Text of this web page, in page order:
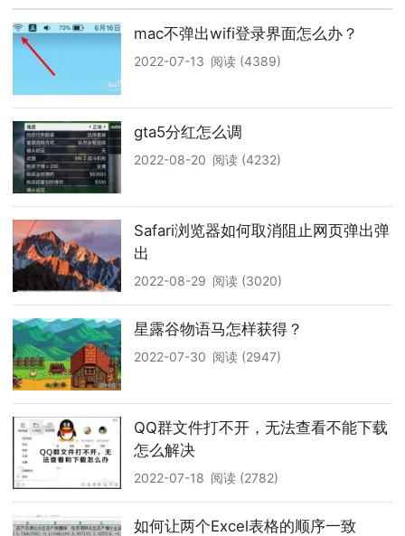
mac不弹出wifi登录界面怎么办？
2022-07-13 阅读 (4389)
gta5分红怎么调
2022-08-20 阅读 (4232)
Safari浏览器如何取消阻止网页弹出弹
出
2022-08-29 阅读 (3020)
星露谷物语马怎样获得？
2022-07-30 阅读 (2947)
QQ群文件打不开，无法查看不能下载
怎么解决
2022-07-18 阅读 (2782)
如何让两个Excel表格的顺序一致